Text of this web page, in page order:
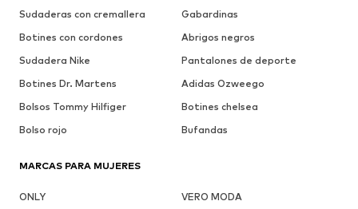
Sudaderas con cremallera
Gabardinas
Botines con cordones
Abrigos negros
Sudadera Nike
Pantalones de deporte
Botines Dr. Martens
Adidas Ozweego
Bolsos Tommy Hilfiger
Botines chelsea
Bolso rojo
Bufandas
MARCAS PARA MUJERES
ONLY
VERO MODA